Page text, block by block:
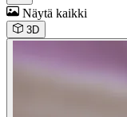
Näytä kaikki
3D